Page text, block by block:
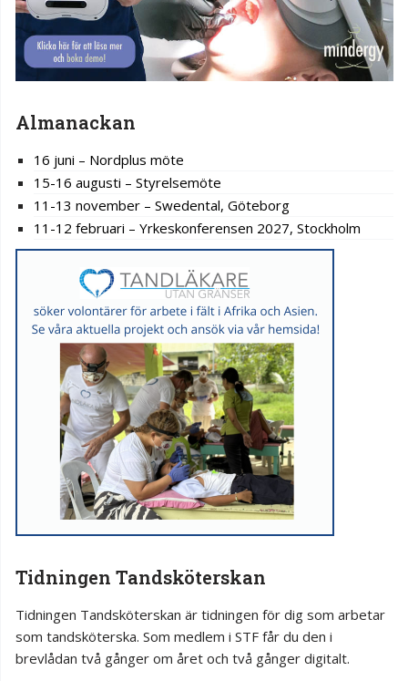
Almanackan
16 juni – Nordplus möte
15-16 augusti – Styrelsemöte
11-13 november – Swedental, Göteborg
11-12 februari – Yrkeskonferensen 2027, Stockholm
Tidningen Tandsköterskan
Tidningen Tandsköterskan är tidningen för dig som arbetar
som tandsköterska. Som medlem i STF får du den i
brevlådan två gånger om året och två gånger digitalt.